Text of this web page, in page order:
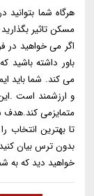
هرگاه شما
مسكن تاثير
اگر می خواهید در
باور داشته باشید
می کند. شما باید
و ارزشمند است
متمایزمی کند.هدف
تا بهترین انتخاب
بدون ترس بيان
خواهيد ديد كه به